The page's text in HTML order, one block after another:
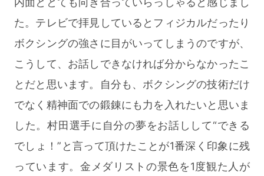
た。テレビで拝見しているとフィジカルだったり
ボクシングの強さに目がいってしまうのですが、
こうして、お話しできなければ分からなかったこ
とだと思います。自分も、ボクシングの技術だけ
でなく精神面での鍛錬にも力を入れたいと思いま
した。村田選手に自分の夢をお話しして“できる
でしょ！”と言って頂けたことが1番深く印象に残
っています。金メダリストの景色を1度観た人が